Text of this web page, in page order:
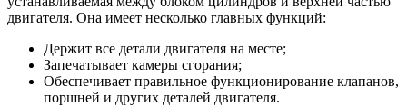
двигателя. Она имеет несколько главных функций:
Держит все детали двигателя на месте;
Запечатывает камеры сгорания;
Обеспечивает правильное функционирование клапанов,
поршней и других деталей двигателя.